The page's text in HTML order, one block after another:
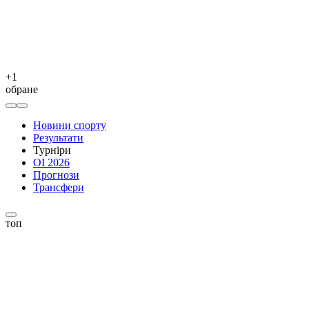
+1
обране
Новини спорту
Результати
Турніри
ОІ 2026
Прогнози
Трансфери
топ